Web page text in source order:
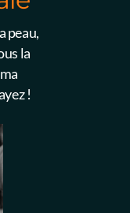
peau,
la
!